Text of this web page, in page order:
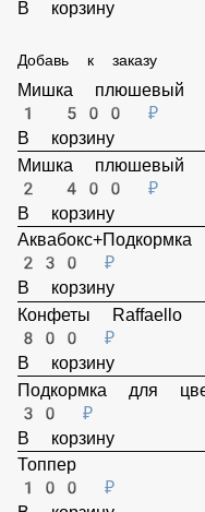
Пленка прозрачная
В корзину
Лента атласная
60 ₽
В корзину
Добавь к заказу
Мишка плюшевый
1 500 ₽
В корзину
Мишка плюшевый
2 400 ₽
В корзину
Аквабокс+Подкормка
230 ₽